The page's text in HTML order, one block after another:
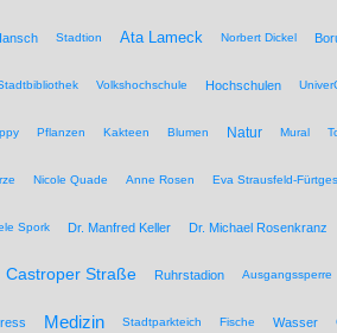
Stadtion Ata Lameck Norbert Dickel
Volkshochschule Hochschulen
Pflanzen Kakteen Blumen Natur Mural
Nicole Quade Anne Rosen Eva Strausfeld-Fürtges
Spork Dr. Manfred Keller Dr. Michael Rosenkranz
Castroper Straße Ruhrstadion Ausgangssperre
Medizin Stadtparkteich Fische Wasser